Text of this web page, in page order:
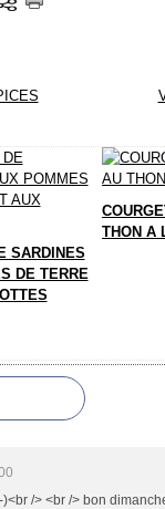
SARDINES
DE TERRE
THON A
/> <br /> bon